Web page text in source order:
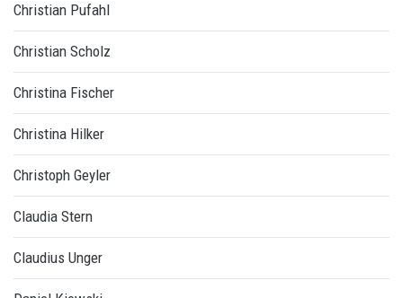
Christian Pufahl
Christian Scholz
Christina Fischer
Christina Hilker
Christoph Geyler
Claudia Stern
Claudius Unger